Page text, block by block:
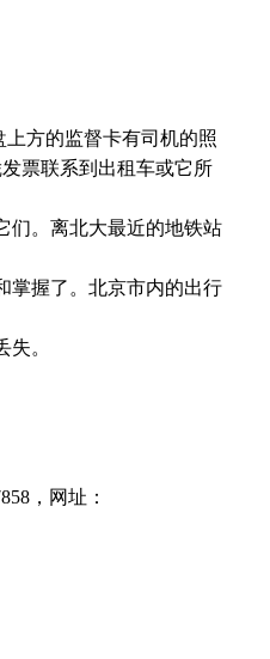
方的监督卡有司机的照
票联系到出租车或它所
们。离北大最近的地铁站
掌握了。北京市内的出行
。
，网址：